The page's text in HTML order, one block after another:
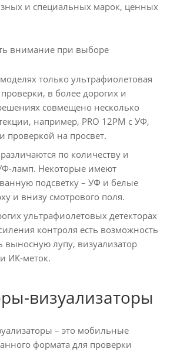
и специальных марок, ценных
внимание при выборе
только ультрафиолетовая
в более дорогих и
совмещено несколько
например, PRO 12PM с УФ,
проверкой на просвет.
по количеству и
ламп. Некоторые имеют
подсветку – УФ и белые
и внизу смотрового поля.
ультрафиолетовых детекторах
контроля есть возможность
выносную лупу, визуализатор
ИК-меток.
визуализаторы
– это мобильные
формата для проверки